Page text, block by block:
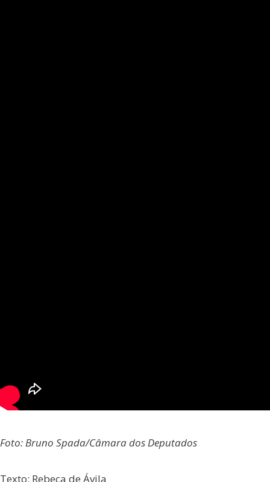
Foto: Bruno Spada/Câmara dos Deputados
Texto: Rebeca de Ávila